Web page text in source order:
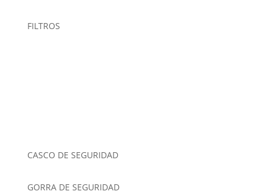
FILTROS
CASCO DE SEGURIDAD
GORRA DE SEGURIDAD